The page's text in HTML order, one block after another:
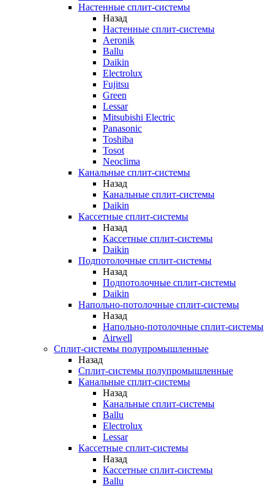
Настенные сплит-системы
Назад
Настенные сплит-системы
Aeronik
Ballu
Daikin
Electrolux
Fujitsu
Green
Lessar
Mitsubishi Electric
Panasonic
Toshiba
Tosot
Neoclima
Канальные сплит-системы
Назад
Канальные сплит-системы
Daikin
Кассетные сплит-системы
Назад
Кассетные сплит-системы
Daikin
Подпотолочные сплит-системы
Назад
Подпотолочные сплит-системы
Daikin
Напольно-потолочные сплит-системы
Назад
Напольно-потолочные сплит-системы
Airwell
Сплит-системы полупромышленные
Назад
Сплит-системы полупромышленные
Канальные сплит-системы
Назад
Канальные сплит-системы
Ballu
Electrolux
Lessar
Кассетные сплит-системы
Назад
Кассетные сплит-системы
Ballu